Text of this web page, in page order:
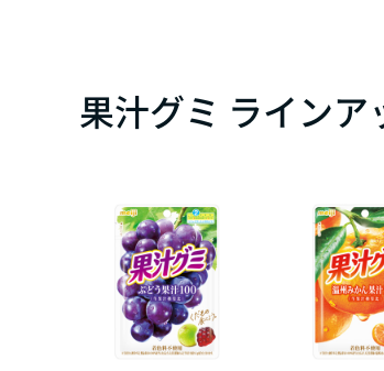
果汁グミ ラインア